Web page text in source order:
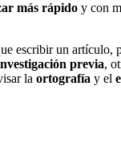
más rápido y con
escribir un artículo,
previa,
la ortografía y el